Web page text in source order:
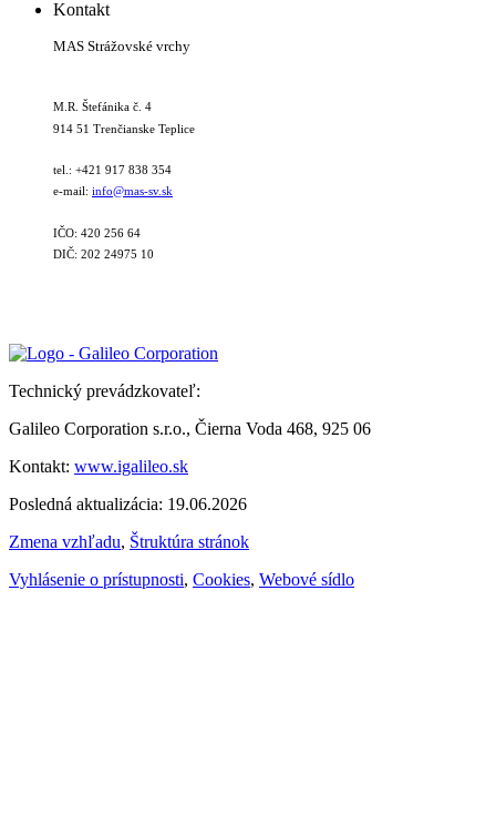
Kontakt
MAS Strážovské vrchy
M.R. Štefánika č. 4
914 51 Trenčianske Teplice
tel.: +421 917 838 354
e-mail: info@mas-sv.sk
IČO: 420 256 64
DIČ: 202 24975 10
Technický prevádzkovateľ:
Galileo Corporation s.r.o., Čierna Voda 468, 925 06
Kontakt: www.igalileo.sk
Posledná aktualizácia: 19.06.2026
Zmena vzhľadu, Štruktúra stránok
Vyhlásenie o prístupnosti, Cookies, Webové sídlo